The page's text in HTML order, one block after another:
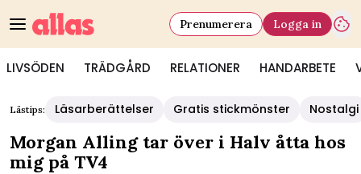
LIVSÖDEN TRÄDGÅRD RELATIONER HANDARBETE
Prenumerera Logga in
Lästips: Läsarberättelser Gratis stickmönster Nostalgi
Morgan Alling tar över i Halv åtta hos
mig på TV4